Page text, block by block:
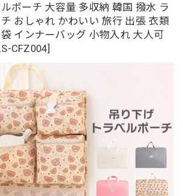
ポーチ 大容量 多収納 韓国 撥水 ラ
おしゃれ かわいい 旅行 出張 衣類
インナーバッグ 小物入れ 大人可
CFZ004]